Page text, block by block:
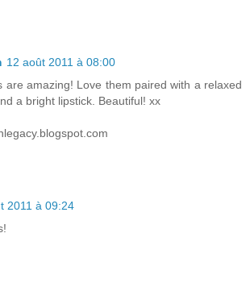
12 août 2011 à 08:00
are amazing! Love them paired with a relaxed
a bright lipstick. Beautiful! xx
2011 à 09:24